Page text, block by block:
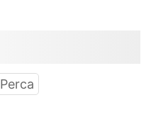
Perca